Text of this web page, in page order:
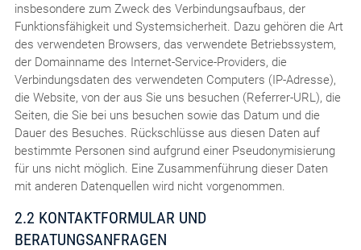
insbesondere zum Zweck des Verbindungsaufbaus, der
Funktionsfähigkeit und Systemsicherheit. Dazu gehören die Art
des verwendeten Browsers, das verwendete Betriebssystem,
der Domainname des Internet-Service-Providers, die
Verbindungsdaten des verwendeten Computers (IP-Adresse),
die Website, von der aus Sie uns besuchen (Referrer-URL), die
Seiten, die Sie bei uns besuchen sowie das Datum und die
Dauer des Besuches. Rückschlüsse aus diesen Daten auf
bestimmte Personen sind aufgrund einer Pseudonymisierung
für uns nicht möglich. Eine Zusammenführung dieser Daten
mit anderen Datenquellen wird nicht vorgenommen.
2.2 KONTAKTFORMULAR UND
BERATUNGSANFRAGEN